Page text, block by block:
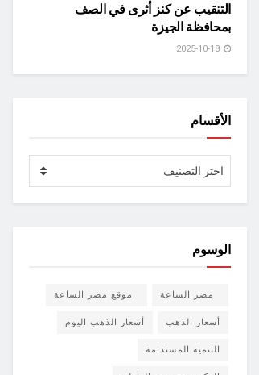
التنقيب عن كنز أثرى في الصف
بمحافظة الجيزة
الأقسام
اختر التصنيف
الوسوم
مصر الساعة موقع مصر الساعة
أسعار الذهب أسعار الذهب اليوم
التنمية المستدامة